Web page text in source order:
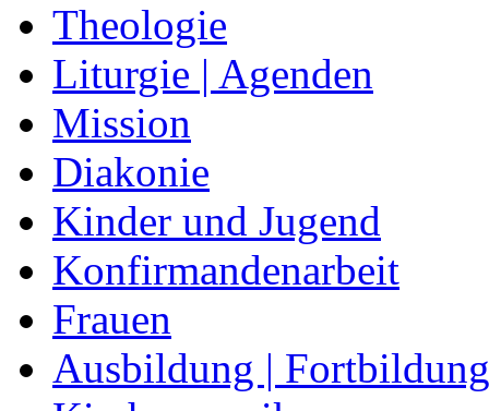
Theologie
Liturgie | Agenden
Mission
Diakonie
Kinder und Jugend
Konfirmandenarbeit
Frauen
Ausbildung | Fortbildung